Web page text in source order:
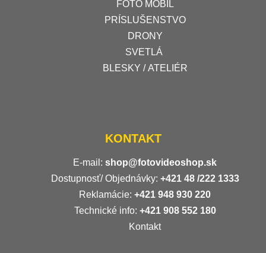
FOTO MOBIL
PRÍSLUŠENSTVO
DRONY
SVETLÁ
BLESKY / ATELIÉR
KONTAKT
E-mail: shop@fotovideoshop.sk
Dostupnosť/ Objednávky: +421 48 /222 1333
Reklamácie: +421 948 930 220
Technické info: +421 908 552 180
Kontakt